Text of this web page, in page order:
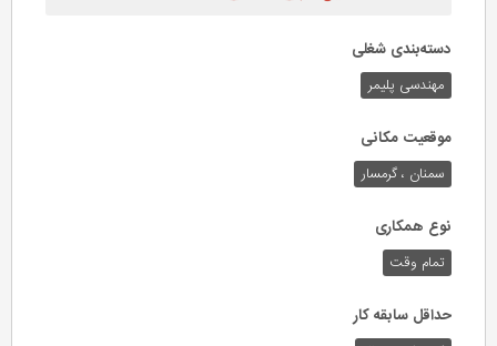
دسته‌بندی شغلی
مهندسی پلیمر
موقعیت مکانی
سمنان ، گرمسار
نوع همکاری
تمام وقت
حداقل سابقه کار